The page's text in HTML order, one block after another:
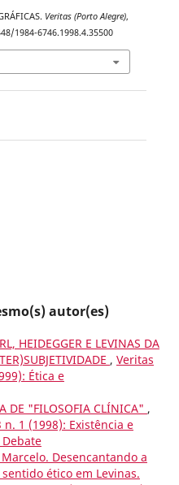
Veritas (Porto Alegre),
1984-6746.1998.4.35500
autor(es)
HEIDEGGER E LEVINAS DA
, Veritas
Ética e
DE "FILOSOFIA CLÍNICA" ,
1 (1998): Existência e
Marcelo. Desencantando a
ético em Levinas.